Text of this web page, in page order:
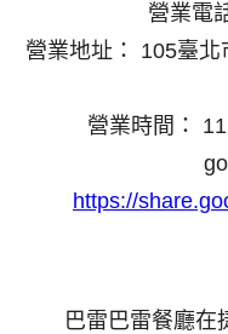
營業電
營業地址： 105臺
營業時間：
https://
巴雷巴雷餐廳在